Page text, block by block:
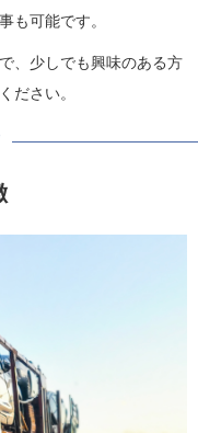
も可能です。
、少しでも興味のある方
ださい。